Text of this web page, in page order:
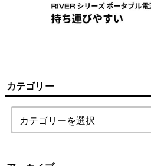
カテゴリー